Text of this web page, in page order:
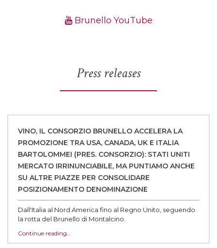
Brunello YouTube
Press releases
VINO, IL CONSORZIO BRUNELLO ACCELERA LA
PROMOZIONE TRA USA, CANADA, UK E ITALIA
BARTOLOMMEI (PRES. CONSORZIO): STATI UNITI
MERCATO IRRINUNCIABILE, MA PUNTIAMO ANCHE
SU ALTRE PIAZZE PER CONSOLIDARE
POSIZIONAMENTO DENOMINAZIONE
Dall'Italia al Nord America fino al Regno Unito, seguendo
la rotta del Brunello di Montalcino.
Continue reading…